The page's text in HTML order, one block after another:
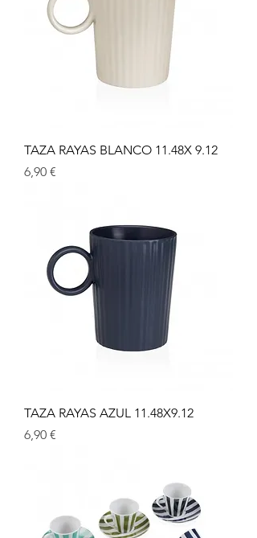
TAZA RAYAS BLANCO 11.48X 9.12
Prix
6,90 €
TAZA RAYAS AZUL 11.48X9.12
Prix
6,90 €